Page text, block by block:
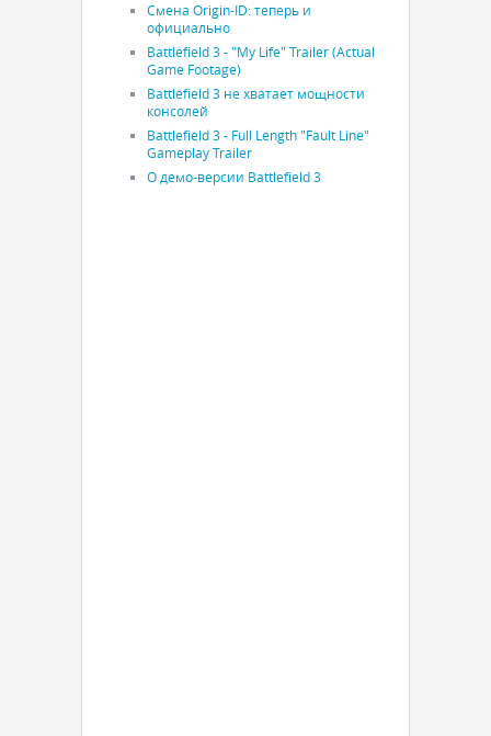
Смена Origin-ID: теперь и
официально
Battlefield 3 - "My Life" Trailer (Actual
Game Footage)
Battlefield 3 не хватает мощности
консолей
Battlefield 3 - Full Length "Fault Line"
Gameplay Trailer
О демо-версии Battlefield 3